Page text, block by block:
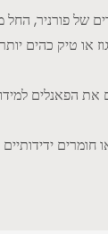
של פורניר,
ידידותיים